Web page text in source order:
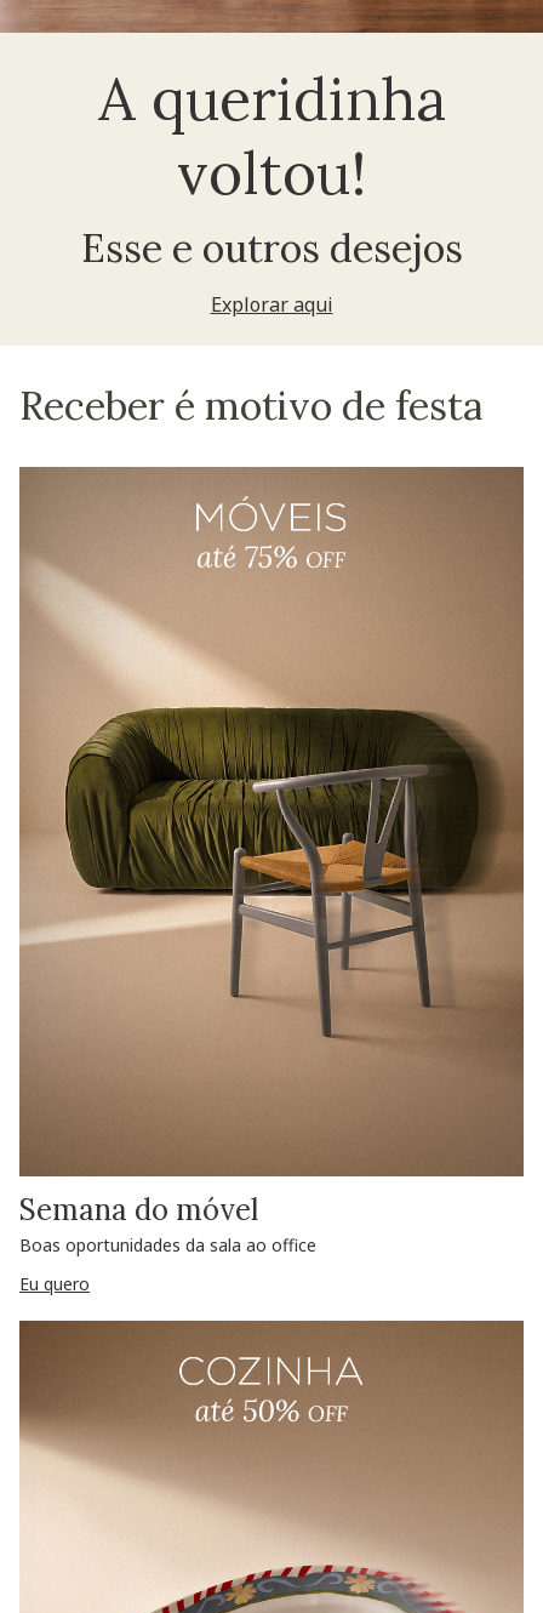
A queridinha
voltou!
Esse e outros desejos
Explorar aqui
Receber é motivo de festa
Semana do móvel
Boas oportunidades da sala ao office
Eu quero